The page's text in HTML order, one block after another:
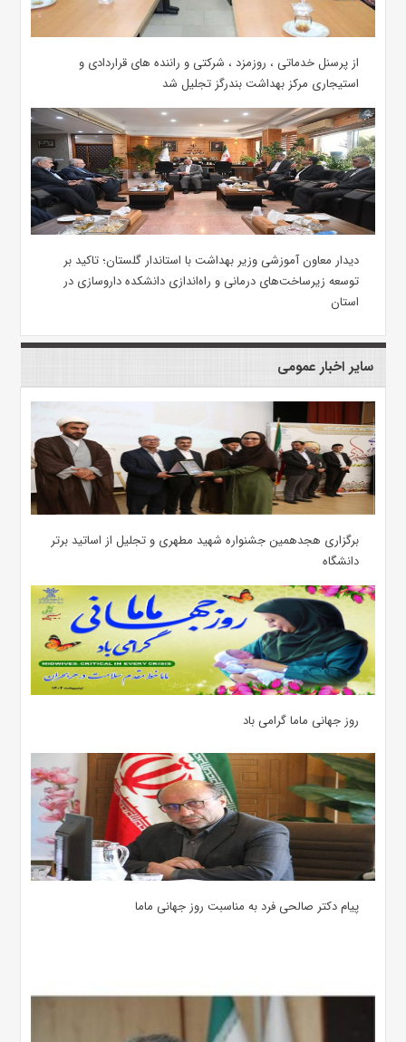
از پرسنل خدماتی ، روزمزد ، شرکتی و راننده های قراردادی و
استیجاری مرکز بهداشت بندرگز تجلیل شد
دیدار معاون آموزشی وزیر بهداشت با استاندار گلستان؛ تاکید بر
توسعه زیرساخت‌های درمانی و راه‌اندازی دانشکده داروسازی در
استان
سایر اخبار عمومی
برگزاری هجدهمین جشنواره شهید مطهری و تجلیل از اساتید برتر
دانشگاه
روز جهانی ماما گرامی باد
پیام دکتر صالحی فرد به مناسبت روز جهانی ماما